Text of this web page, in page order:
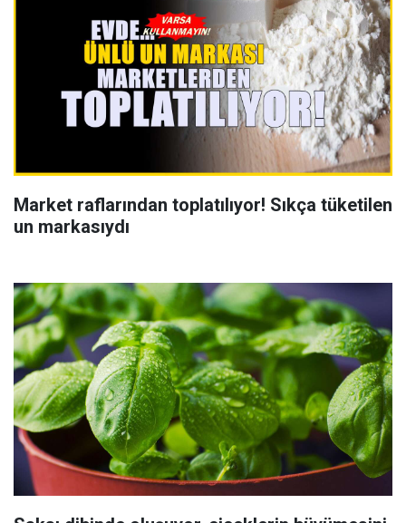
Market raflarından toplatılıyor! Sıkça tüketilen
un markasıydı